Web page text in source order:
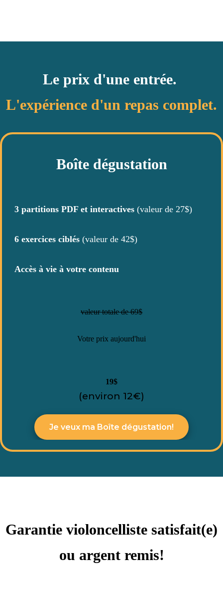
Le prix d'une entrée.
L'expérience d'un repas complet.
Boîte dégustation
3 partitions PDF et interactives (valeur de 27$)
6 exercices ciblés (valeur de 42$)
Accès à vie à votre contenu
valeur totale de 69$
Votre prix aujourd'hui
19$
(environ 12€)
Je veux ma Boîte dégustation!
Garantie violoncelliste satisfait(e)
ou argent remis!